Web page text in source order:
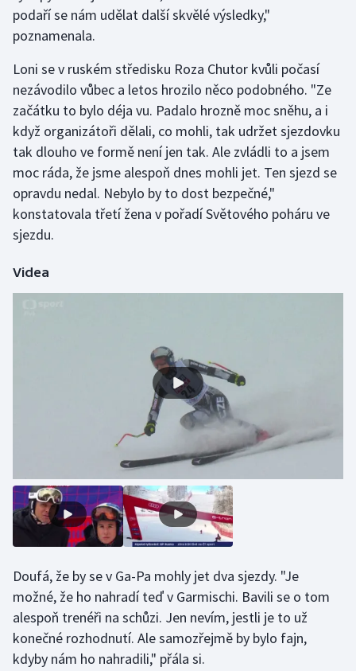
Motorsport
Olympijské hry
Parasport
Plavání
Plážový volejbal
Rychlobruslení
Triatlon
Veslování
Volejbal
Ostatní
podaří se nám udělat další skvělé výsledky,"
poznamenala.
Loni se v ruském středisku Roza Chutor kvůli počasí
nezávodilo vůbec a letos hrozilo něco podobného. "Ze
začátku to bylo déja vu. Padalo hrozně moc sněhu, a i
když organizátoři dělali, co mohli, tak udržet sjezdovku
tak dlouho ve formě není jen tak. Ale zvládli to a jsem
moc ráda, že jsme alespoň dnes mohli jet. Ten sjezd se
opravdu nedal. Nebylo by to dost bezpečné,"
konstatovala třetí žena v pořadí Světového poháru ve
sjezdu.
Videa
Doufá, že by se v Ga-Pa mohly jet dva sjezdy. "Je
možné, že ho nahradí teď v Garmischi. Bavili se o tom
alespoň trenéři na schůzi. Jen nevím, jestli je to už
konečné rozhodnutí. Ale samozřejmě by bylo fajn,
kdyby nám ho nahradili," přála si.